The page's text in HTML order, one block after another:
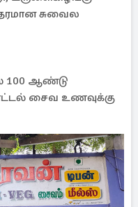
சுவைல
100 ஆண்டு
சைவ உணவுக்கு